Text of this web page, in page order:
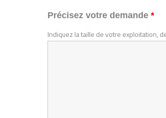
Précisez votre demande *
Indiquez la taille de votre exploitation,